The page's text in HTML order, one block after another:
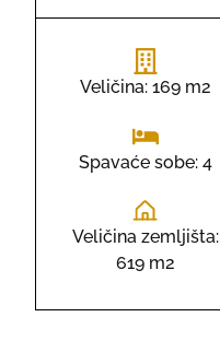
Veličina: 169 m2
Spavaće sobe: 4
Veličina zemljišta:
619 m2